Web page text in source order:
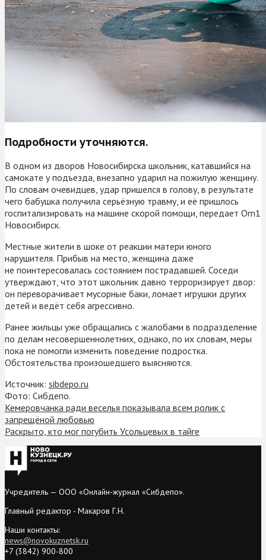
Подробности уточняются.
В одном из дворов Новосибирска школьник, катавшийся на
самокате у подъезда, внезапно ударил на пожилую женщину.
По словам очевидцев, удар пришелся в голову, в результате
чего бабушка получила серьёзную травму, и её пришлось
госпитализировать на машине скорой помощи, передает Om1
Новосибирск.
Местные жители в шоке от реакции матери юного
нарушителя. Прибыв на место, женщина даже
не поинтересовалась состоянием пострадавшей. Соседи
утверждают, что этот школьник давно терроризирует двор:
он переворачивает мусорные баки, ломает игрушки других
детей и ведёт себя агрессивно.
Ранее жильцы уже обращались с жалобами в подразделение
по делам несовершеннолетних, однако, по их словам, меры
пока не помогли изменить поведение подростка.
Обстоятельства произошедшего выясняются.
Источник: sibdepo.ru
Фото: Сибдепо.
Кемеровчанка ради веселья показывала всем ролик с
запрещёной любовью
Раскрыто, кто мог погубить Усольцевых в тайге
Учредитель — ООО «Онлайн-журнал «Сибдепо».
Главный редактор - Макаров Г.Н.
Наши контакты:
news@novokuznetsk.ru
+7 (3842) 900-800